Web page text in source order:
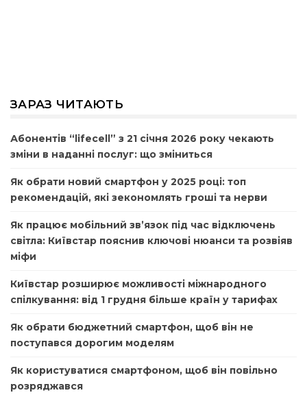
ЗАРАЗ ЧИТАЮТЬ
Абонентів “lifecell” з 21 січня 2026 року чекають
зміни в наданні послуг: що зміниться
Як обрати новий смартфон у 2025 році: топ
рекомендацій, які зекономлять гроші та нерви
Як працює мобільний зв’язок під час відключень
світла: Київстар пояснив ключові нюанси та розвіяв
міфи
Київстар розширює можливості міжнародного
спілкування: від 1 грудня більше країн у тарифах
Як обрати бюджетний смартфон, щоб він не
поступався дорогим моделям
Як користуватися смартфоном, щоб він повільно
розряджався